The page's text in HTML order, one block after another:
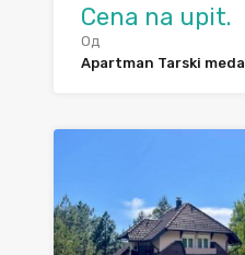
Cena na upit.
Од
Apartman Tarski meda